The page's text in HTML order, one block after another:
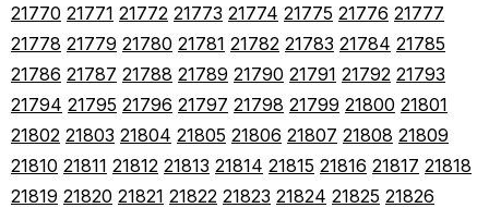
21770 21771 21772 21773 21774 21775 21776 21777
21778 21779 21780 21781 21782 21783 21784 21785
21786 21787 21788 21789 21790 21791 21792 21793
21794 21795 21796 21797 21798 21799 21800 21801
21802 21803 21804 21805 21806 21807 21808 21809
21810 21811 21812 21813 21814 21815 21816 21817 21818
21819 21820 21821 21822 21823 21824 21825 21826